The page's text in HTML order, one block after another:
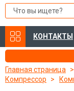
КОНТАКТЫ
Главная страница
Компрессор